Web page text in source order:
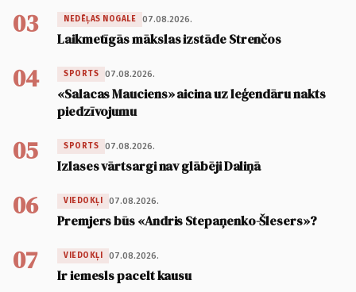
03 NEDĒĻAS NOGALE 07.08.2026.
Laikmetīgās mākslas izstāde Strenčos
04 SPORTS 07.08.2026.
«Salacas Mauciens» aicina uz leģendāru nakts
piedzīvojumu
05 SPORTS 07.08.2026.
Izlases vārtsargi nav glābēji Daliņā
06 VIEDOKĻI 07.08.2026.
Premjers būs «Andris Stepaņenko-Šlesers»?
07 VIEDOKĻI 07.08.2026.
Ir iemesls pacelt kausu